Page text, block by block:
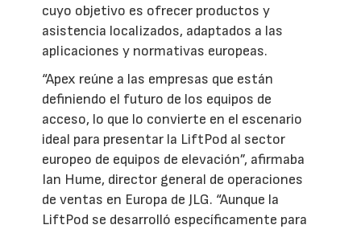
cuyo objetivo es ofrecer productos y
asistencia localizados, adaptados a las
aplicaciones y normativas europeas.
“Apex reúne a las empresas que están
definiendo el futuro de los equipos de
acceso, lo que lo convierte en el escenario
ideal para presentar la LiftPod al sector
europeo de equipos de elevación”, afirmaba
Ian Hume, director general de operaciones
de ventas en Europa de JLG. “Aunque la
LiftPod se desarrolló específicamente para